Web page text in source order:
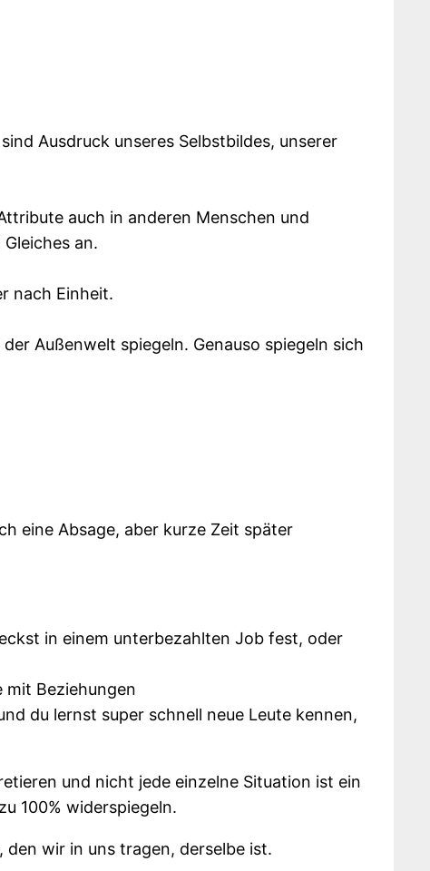
Ausdruck unseres Selbstbildes, unserer
auch in anderen Menschen und
an.
nach Einheit.
Außenwelt spiegeln. Genauso spiegeln sich
eine Absage, aber kurze Zeit später
in einem unterbezahlten Job fest, oder
Beziehungen
du lernst super schnell neue Leute kennen,
und nicht jede einzelne Situation ist ein
100% widerspiegeln.
wir in uns tragen, derselbe ist.